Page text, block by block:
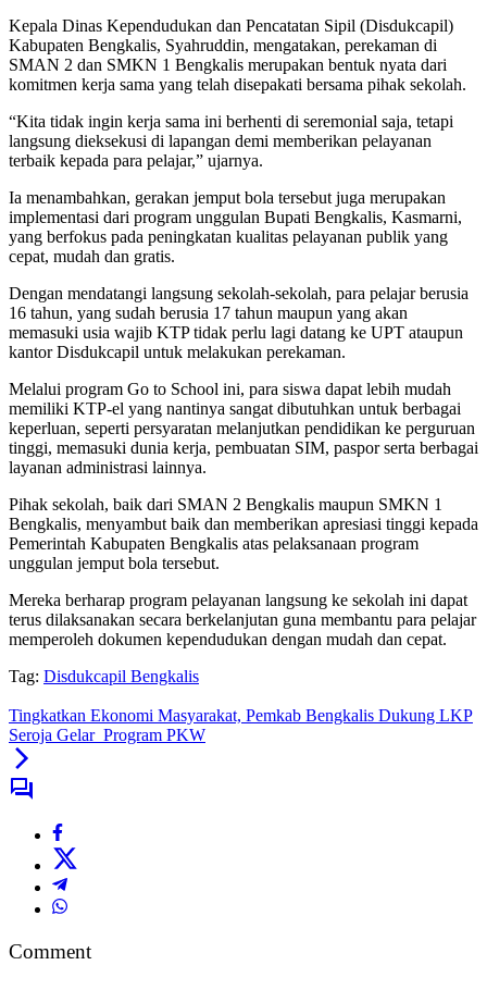
Kepala Dinas Kependudukan dan Pencatatan Sipil (Disdukcapil)
Kabupaten Bengkalis, Syahruddin, mengatakan, perekaman di
SMAN 2 dan SMKN 1 Bengkalis merupakan bentuk nyata dari
komitmen kerja sama yang telah disepakati bersama pihak sekolah.
“Kita tidak ingin kerja sama ini berhenti di seremonial saja, tetapi
langsung dieksekusi di lapangan demi memberikan pelayanan
terbaik kepada para pelajar,” ujarnya.
Ia menambahkan, gerakan jemput bola tersebut juga merupakan
implementasi dari program unggulan Bupati Bengkalis, Kasmarni,
yang berfokus pada peningkatan kualitas pelayanan publik yang
cepat, mudah dan gratis.
Dengan mendatangi langsung sekolah-sekolah, para pelajar berusia
16 tahun, yang sudah berusia 17 tahun maupun yang akan
memasuki usia wajib KTP tidak perlu lagi datang ke UPT ataupun
kantor Disdukcapil untuk melakukan perekaman.
Melalui program Go to School ini, para siswa dapat lebih mudah
memiliki KTP-el yang nantinya sangat dibutuhkan untuk berbagai
keperluan, seperti persyaratan melanjutkan pendidikan ke perguruan
tinggi, memasuki dunia kerja, pembuatan SIM, paspor serta berbagai
layanan administrasi lainnya.
Pihak sekolah, baik dari SMAN 2 Bengkalis maupun SMKN 1
Bengkalis, menyambut baik dan memberikan apresiasi tinggi kepada
Pemerintah Kabupaten Bengkalis atas pelaksanaan program
unggulan jemput bola tersebut.
Mereka berharap program pelayanan langsung ke sekolah ini dapat
terus dilaksanakan secara berkelanjutan guna membantu para pelajar
memperoleh dokumen kependudukan dengan mudah dan cepat.
Tag: Disdukcapil Bengkalis
Tingkatkan Ekonomi Masyarakat, Pemkab Bengkalis Dukung LKP
Seroja Gelar Program PKW
Comment